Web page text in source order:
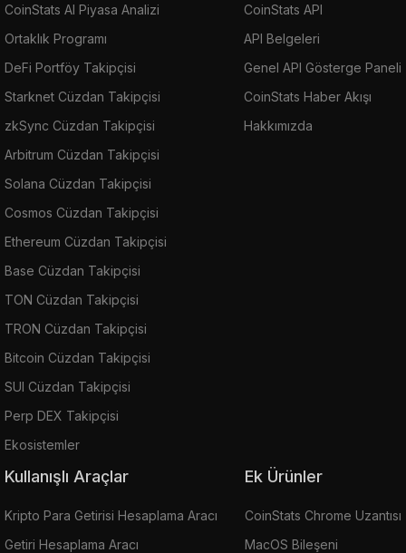
CoinStats AI Piyasa Analizi
Ortaklık Programı
DeFi Portföy Takipçisi
Starknet Cüzdan Takipçisi
zkSync Cüzdan Takipçisi
Arbitrum Cüzdan Takipçisi
Solana Cüzdan Takipçisi
Cosmos Cüzdan Takipçisi
Ethereum Cüzdan Takipçisi
Base Cüzdan Takipçisi
TON Cüzdan Takipçisi
TRON Cüzdan Takipçisi
Bitcoin Cüzdan Takipçisi
SUI Cüzdan Takipçisi
Perp DEX Takipçisi
Ekosistemler
CoinStats API
API Belgeleri
Genel API Gösterge Paneli
CoinStats Haber Akışı
Hakkımızda
Kullanışlı Araçlar
Kripto Para Getirisi Hesaplama Aracı
Getiri Hesaplama Aracı
Ek Ürünler
CoinStats Chrome Uzantısı
MacOS Bileşeni